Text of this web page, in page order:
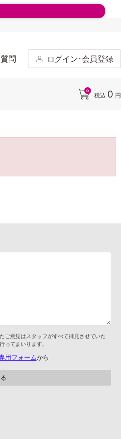
問 ログイン･会員登録
0
税込 0 円
ご意見はスタッフがすべて拝見させていた
ってまいります。
用フォームから